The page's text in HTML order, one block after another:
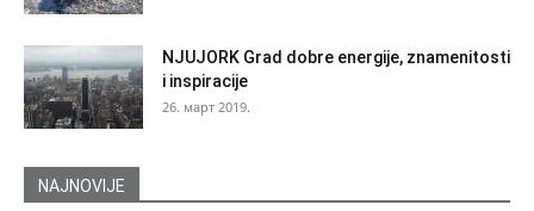
NJUJORK Grad dobre energije, znamenitosti
i inspiracije
26. март 2019.
NAJNOVIJE